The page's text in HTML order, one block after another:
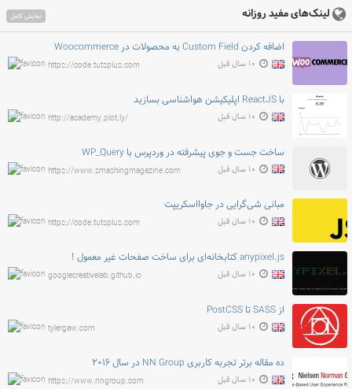
لینک‌های مفید روزانه نمایش کامل
اضافه کردن Custom Field به محصولات در Woocommerce
https://code.tutsplus.com ۱۰ سال قبل
با ReactJS اپلیکیشن هواشناسی بسازید
http://academy.plot.ly/ ۱۰ سال قبل
ساخت جست و جوی پیشرفته در وردپرس با WP_Query
https://www.smashingmagazine.com ۱۰ سال قبل
مبانی شی‌گرایی در جاوااسکریپت
https://code.tutsplus.com ۱۰ سال قبل
anypixel.js کتابخانه‌ای برای ساخت صفحات غیر معمول !
googlecreativelab.github.io ۱۰ سال قبل
از SASS تا PostCSS
tylergaw.com ۱۰ سال قبل
ده مقاله برتر تجربه کاربری NN Group در سال ۲۰۱۶
https://www.nngroup.com ۱۰ سال قبل